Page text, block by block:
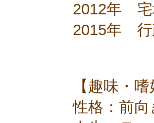
2012年 宅
2015年 行
【趣味・
性格：前